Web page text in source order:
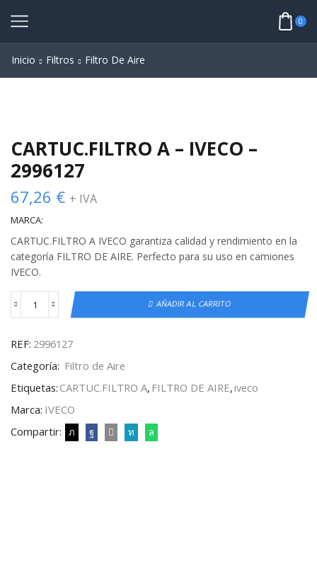
0
Inicio Filtros Filtro De Aire
CARTUC.FILTRO A – IVECO –
2996127
67,26 € + IVA
MARCA:
CARTUC.FILTRO A IVECO garantiza calidad y rendimiento en la
categoría FILTRO DE AIRE. Perfecto para su uso en camiones
IVECO.
AÑADIR AL CARRITO
REF: 2996127
Categoría: Filtro de Aire
Etiquetas: CARTUC.FILTRO A, FILTRO DE AIRE,iveco
Marca: IVECO
Compartir: